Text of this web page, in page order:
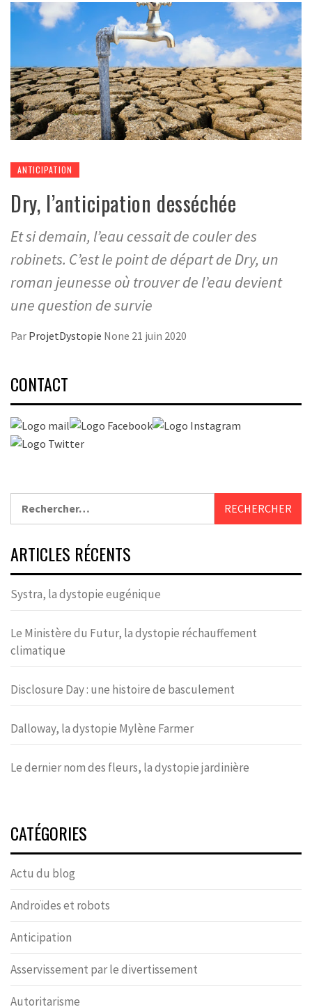
ANTICIPATION
Dry, l’anticipation desséchée
Et si demain, l’eau cessait de couler des
robinets. C’est le point de départ de Dry, un
roman jeunesse où trouver de l’eau devient
une question de survie
Par ProjetDystopie None 21 juin 2020
CONTACT
ARTICLES RÉCENTS
Systra, la dystopie eugénique
Le Ministère du Futur, la dystopie réchauffement
climatique
Disclosure Day : une histoire de basculement
Dalloway, la dystopie Mylène Farmer
Le dernier nom des fleurs, la dystopie jardinière
CATÉGORIES
Actu du blog
Androïdes et robots
Anticipation
Asservissement par le divertissement
Autoritarisme